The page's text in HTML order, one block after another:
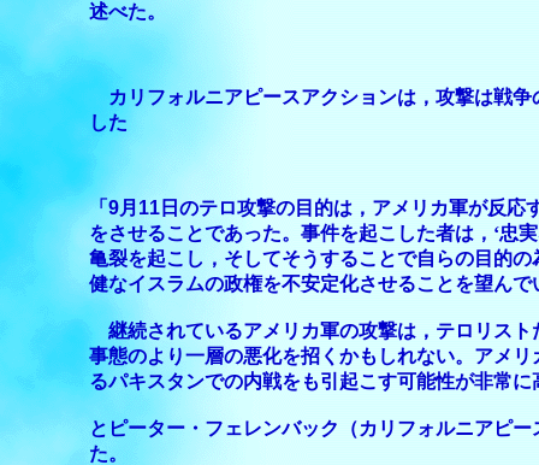
述べた。
カリフォルニアピースアクションは，攻撃は戦争
した
「9月 11 日のテロ攻撃の目的は，アメリカ軍が反応
をさせることであった。事件を起こした者は，‘忠
亀裂を起こし，そしてそうすることで自らの目的
健なイスラムの政権を不安定化させることを望んで
継続されているアメリカ軍の攻撃は，テロリスト
事態のより一層の悪化を招くかもしれない。アメ
るパキスタンでの内戦をも引起こす可能性が非常に
とピーター・フェレンバック（カリフォルニアピ
た。